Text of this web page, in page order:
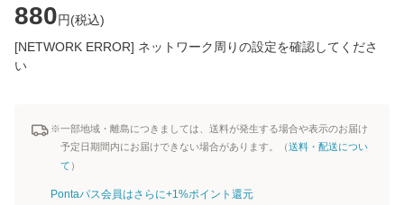
880円(税込)
[NETWORK ERROR] ネットワーク周りの設定を確認してくださ
い
※一部地域・離島につきましては、送料が発生する場合や表示のお届け
予定日期間内にお届けできない場合があります。（送料・配送につい
て ）
Pontaパス会員はさらに+1%ポイント還元